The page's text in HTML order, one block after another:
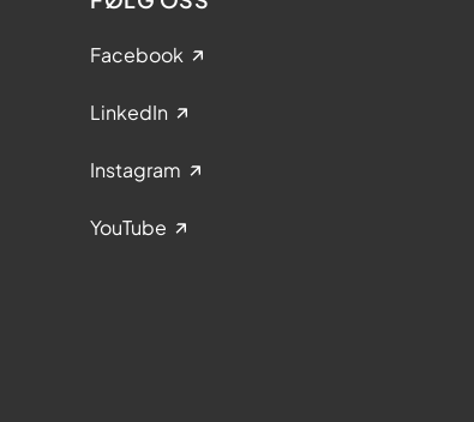
Facebook
LinkedIn
Instagram
YouTube